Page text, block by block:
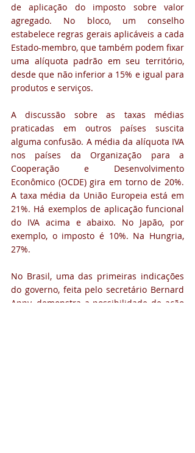
de aplicação do imposto sobre valor
agregado. No bloco, um conselho
estabelece regras gerais aplicáveis a cada
Estado-membro, que também podem fixar
uma alíquota padrão em seu território,
desde que não inferior a 15% e igual para
produtos e serviços.
A discussão sobre as taxas médias
praticadas em outros países suscita
alguma confusão. A média da alíquota IVA
nos países da Organização para a
Cooperação e Desenvolvimento
Econômico (OCDE) gira em torno de 20%.
A taxa média da União Europeia está em
21%. Há exemplos de aplicação funcional
do IVA acima e abaixo. No Japão, por
exemplo, o imposto é 10%. Na Hungria,
27%.
No Brasil, uma das primeiras indicações
do governo, feita pelo secretário Bernard
Appy, demonstra a possibilidade de ação